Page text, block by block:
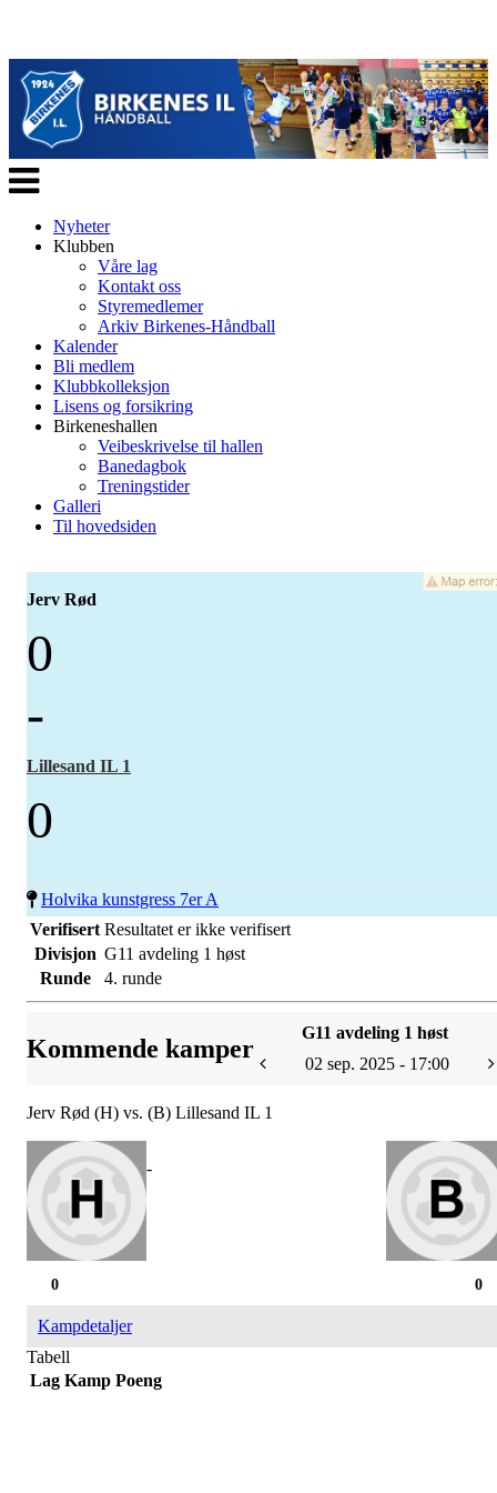
Veksle
navigasjon
Nyheter
Klubben
Våre lag
Kontakt oss
Styremedlemer
Arkiv Birkenes-Håndball
Kalender
Bli medlem
Klubbkolleksjon
Lisens og forsikring
Birkeneshallen
Veibeskrivelse til hallen
Banedagbok
Treningstider
Galleri
Til hovedsiden
Jerv Rød
0
-
Lillesand IL 1
0
Holvika kunstgress 7er A
Verifisert Resultatet er ikke verifisert
Divisjon G11 avdeling 1 høst
Runde
4. runde
Kommende kamper
G11 avdeling 1 høst
02 sep. 2025 - 17:00
Jerv Rød (H) vs. (B) Lillesand IL 1
-
0
0
Kampdetaljer
Tabell
Lag Kamp Poeng